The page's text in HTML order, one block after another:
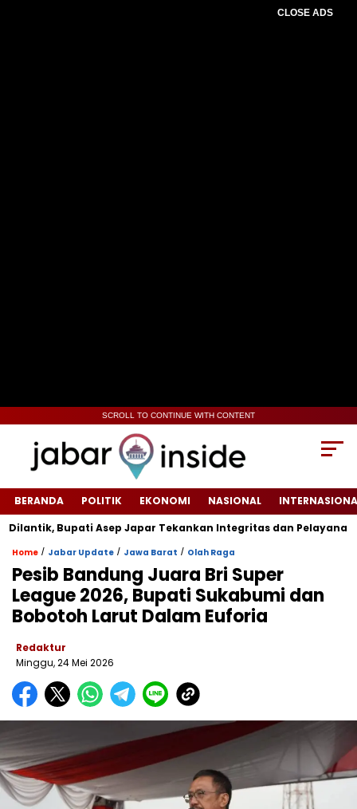
CLOSE ADS
SCROLL TO CONTINUE WITH CONTENT
BERANDA POLITIK EKONOMI NASIONAL
Bupati Asep Japar Tekankan Integritas dan Pelayanan
Home / Jabar Update / Jawa Barat / Olah Raga
‎Pesib Bandung Juara Bri Super
League 2026, Bupati Sukabumi dan
Bobotoh Larut Dalam Euforia
Redaktur
Minggu, 24 Mei 2026